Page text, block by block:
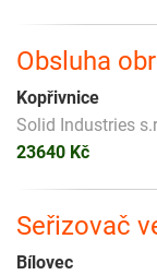
Obsluha
Kopřivnice
Solid Industries
23640 Kč
Seřizovač
Bílovec